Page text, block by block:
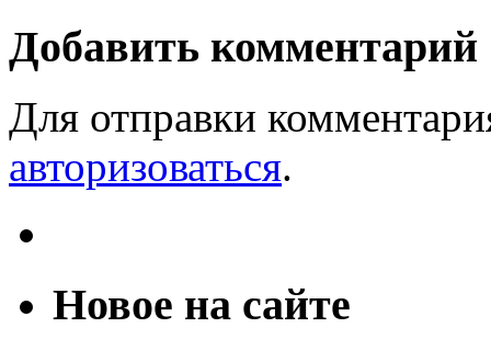
Добавить комментарий
Для отправки
авторизоваться.
Новое на сайте